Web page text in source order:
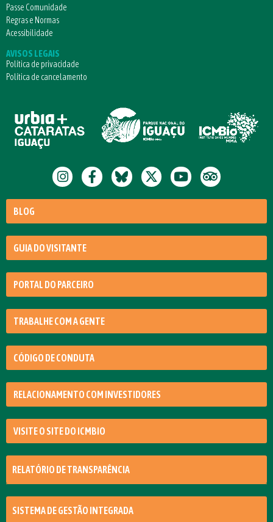
Passe Comunidade
Regras e Normas
Acessibilidade
AVISOS LEGAIS
Política de privacidade
Política de cancelamento
BLOG
GUIA DO VISITANTE
PORTAL DO PARCEIRO
TRABALHE COM A GENTE
CÓDIGO DE CONDUTA
RELACIONAMENTO COM INVESTIDORES
VISITE O SITE DO ICMBIO
RELATÓRIO DE TRANSPARÊNCIA
SISTEMA DE GESTÃO INTEGRADA